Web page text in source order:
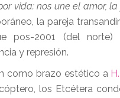
vida: nos une el amor,
la pareja
pos-2001 (del
y represión.
como brazo estético a
los Etcétera